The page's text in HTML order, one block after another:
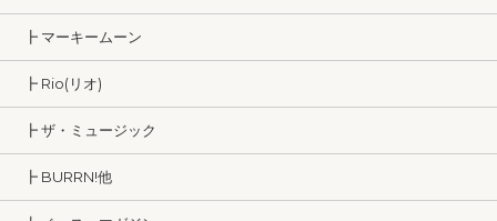
┣ マーキームーン
┣ Rio(リオ)
┣ ザ・ミュージック
┣ BURRN!他